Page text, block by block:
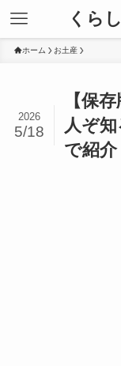
くら
ホーム お土産
【保
人ぞ
で紹介
2026
5/18